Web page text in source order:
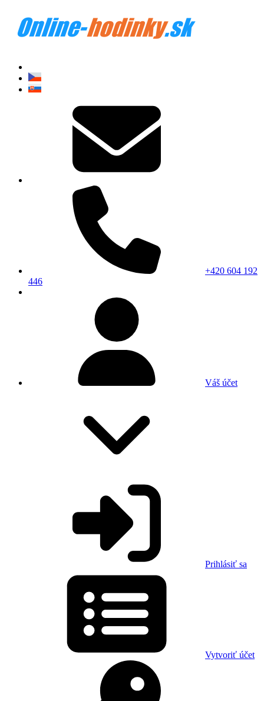
+420 604 192
446
Váš účet
Prihlásiť sa
Vytvoriť účet